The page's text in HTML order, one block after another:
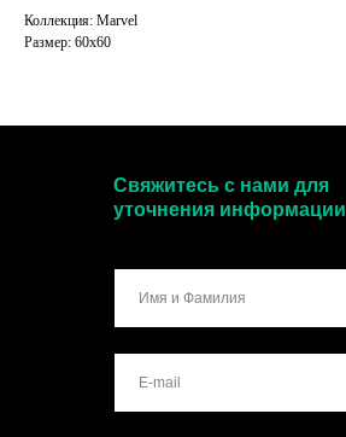
Коллекция: Marvel
Размер: 60x60
Свяжитесь с нами для
уточнения информации